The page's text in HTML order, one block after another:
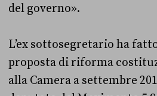
del governo».
L’ex sottosegretario ha
proposta di riforma
alla Camera a settembre